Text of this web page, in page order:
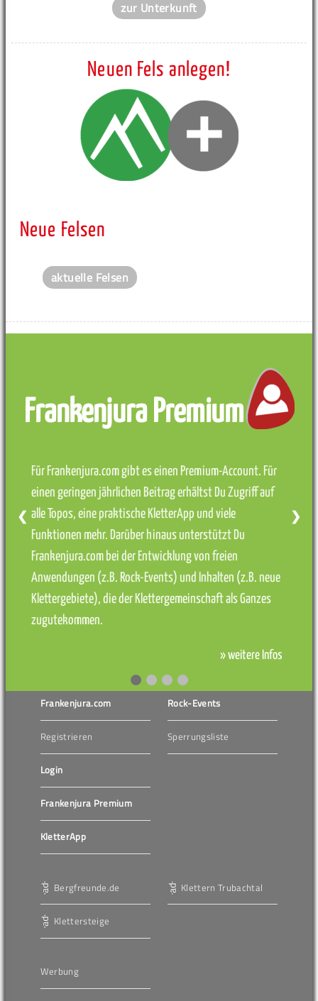
zur Unterkunft
Neuen Fels anlegen!
Neue Felsen
aktuelle Felsen
Frankenjura Premium
Für Frankenjura.com gibt es einen Premium-Account. Für
einen geringen jährlichen Beitrag erhältst Du Zugriff auf
alle Topos, eine praktische KletterApp und viele
Funktionen mehr. Darüber hinaus unterstützt Du
Frankenjura.com bei der Entwicklung von freien
Anwendungen (z.B. Rock-Events) und Inhalten (z.B. neue
Klettergebiete), die der Klettergemeinschaft als Ganzes
zugutekommen.
» weitere Infos
❮ ❯
Frankenjura.com
Registrieren
Login
Frankenjura Premium
KletterApp
Rock-Events
Sperrungsliste
Bergfreunde.de
Klettersteige
Klettern Trubachtal
Werbung